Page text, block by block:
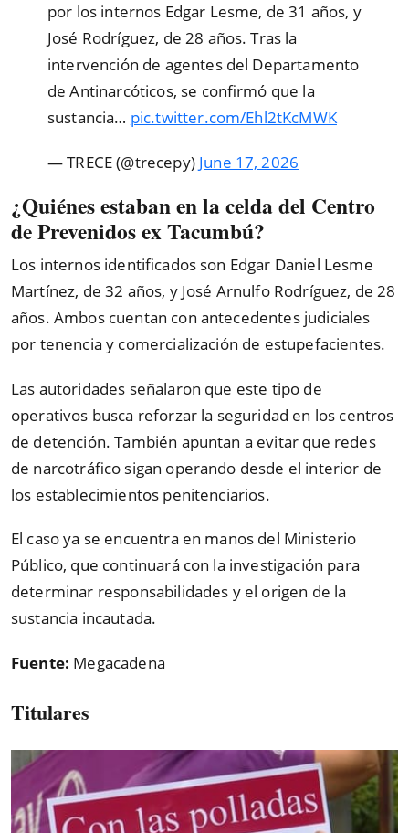
por los internos Edgar Lesme, de 31 años, y
José Rodríguez, de 28 años. Tras la
intervención de agentes del Departamento
de Antinarcóticos, se confirmó que la
sustancia… pic.twitter.com/Ehl2tKcMWK
— TRECE (@trecepy) June 17, 2026
¿Quiénes estaban en la celda del Centro
de Prevenidos ex Tacumbú?
Los internos identificados son Edgar Daniel Lesme
Martínez, de 32 años, y José Arnulfo Rodríguez, de 28
años. Ambos cuentan con antecedentes judiciales
por tenencia y comercialización de estupefacientes.
Las autoridades señalaron que este tipo de
operativos busca reforzar la seguridad en los centros
de detención. También apuntan a evitar que redes
de narcotráfico sigan operando desde el interior de
los establecimientos penitenciarios.
El caso ya se encuentra en manos del Ministerio
Público, que continuará con la investigación para
determinar responsabilidades y el origen de la
sustancia incautada.
Fuente: Megacadena
Titulares